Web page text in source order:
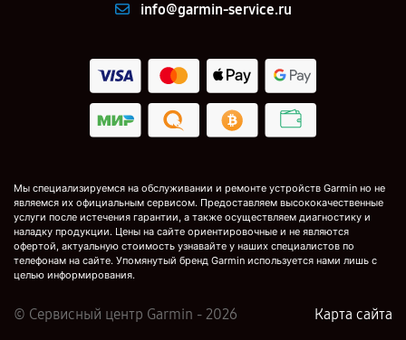
info@garmin-service.ru
Мы специализируемся на обслуживании и ремонте устройств Garmin но не
являемся их официальным сервисом. Предоставляем высококачественные
услуги после истечения гарантии, а также осуществляем диагностику и
наладку продукции. Цены на сайте ориентировочные и не являются
офертой, актуальную стоимость узнавайте у наших специалистов по
телефонам на сайте. Упомянутый бренд Garmin используется нами лишь с
целью информирования.
© Сервисный центр Garmin - 2026 Карта сайта